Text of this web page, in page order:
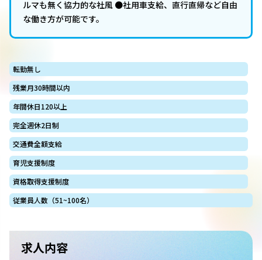
ルマも無く協力的な社風 ●社用車支給、直行直帰など自由
な働き方が可能です。
転勤無し
残業月30時間以内
年間休日120以上
完全週休2日制
交通費全額支給
育児支援制度
資格取得支援制度
従業員人数（51~100名）
求人内容